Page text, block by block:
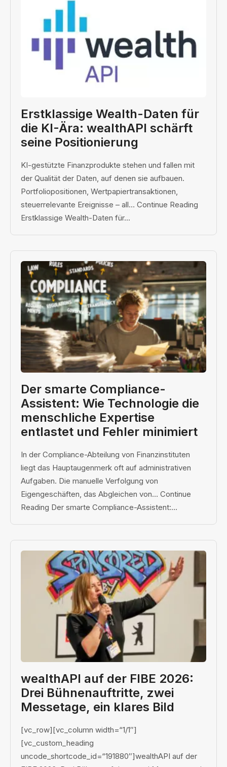
Erstklassige Wealth-Daten für
die KI-Ära: wealthAPI schärft
seine Positionierung
KI-gestützte Finanzprodukte stehen und fallen mit
der Qualität der Daten, auf denen sie aufbauen.
Portfoliopositionen, Wertpapiertransaktionen,
steuerrelevante Ereignisse – all… Continue Reading
Erstklassige Wealth-Daten für...
Der smarte Compliance-
Assistent: Wie Technologie die
menschliche Expertise
entlastet und Fehler minimiert
In der Compliance-Abteilung von Finanzinstituten
liegt das Hauptaugenmerk oft auf administrativen
Aufgaben. Die manuelle Verfolgung von
Eigengeschäften, das Abgleichen von… Continue
Reading Der smarte Compliance-Assistent:...
wealthAPI auf der FIBE 2026:
Drei Bühnenauftritte, zwei
Messetage, ein klares Bild
[vc_row][vc_column width=“1/1″]
[vc_custom_heading
uncode_shortcode_id=“191880″]wealthAPI auf der